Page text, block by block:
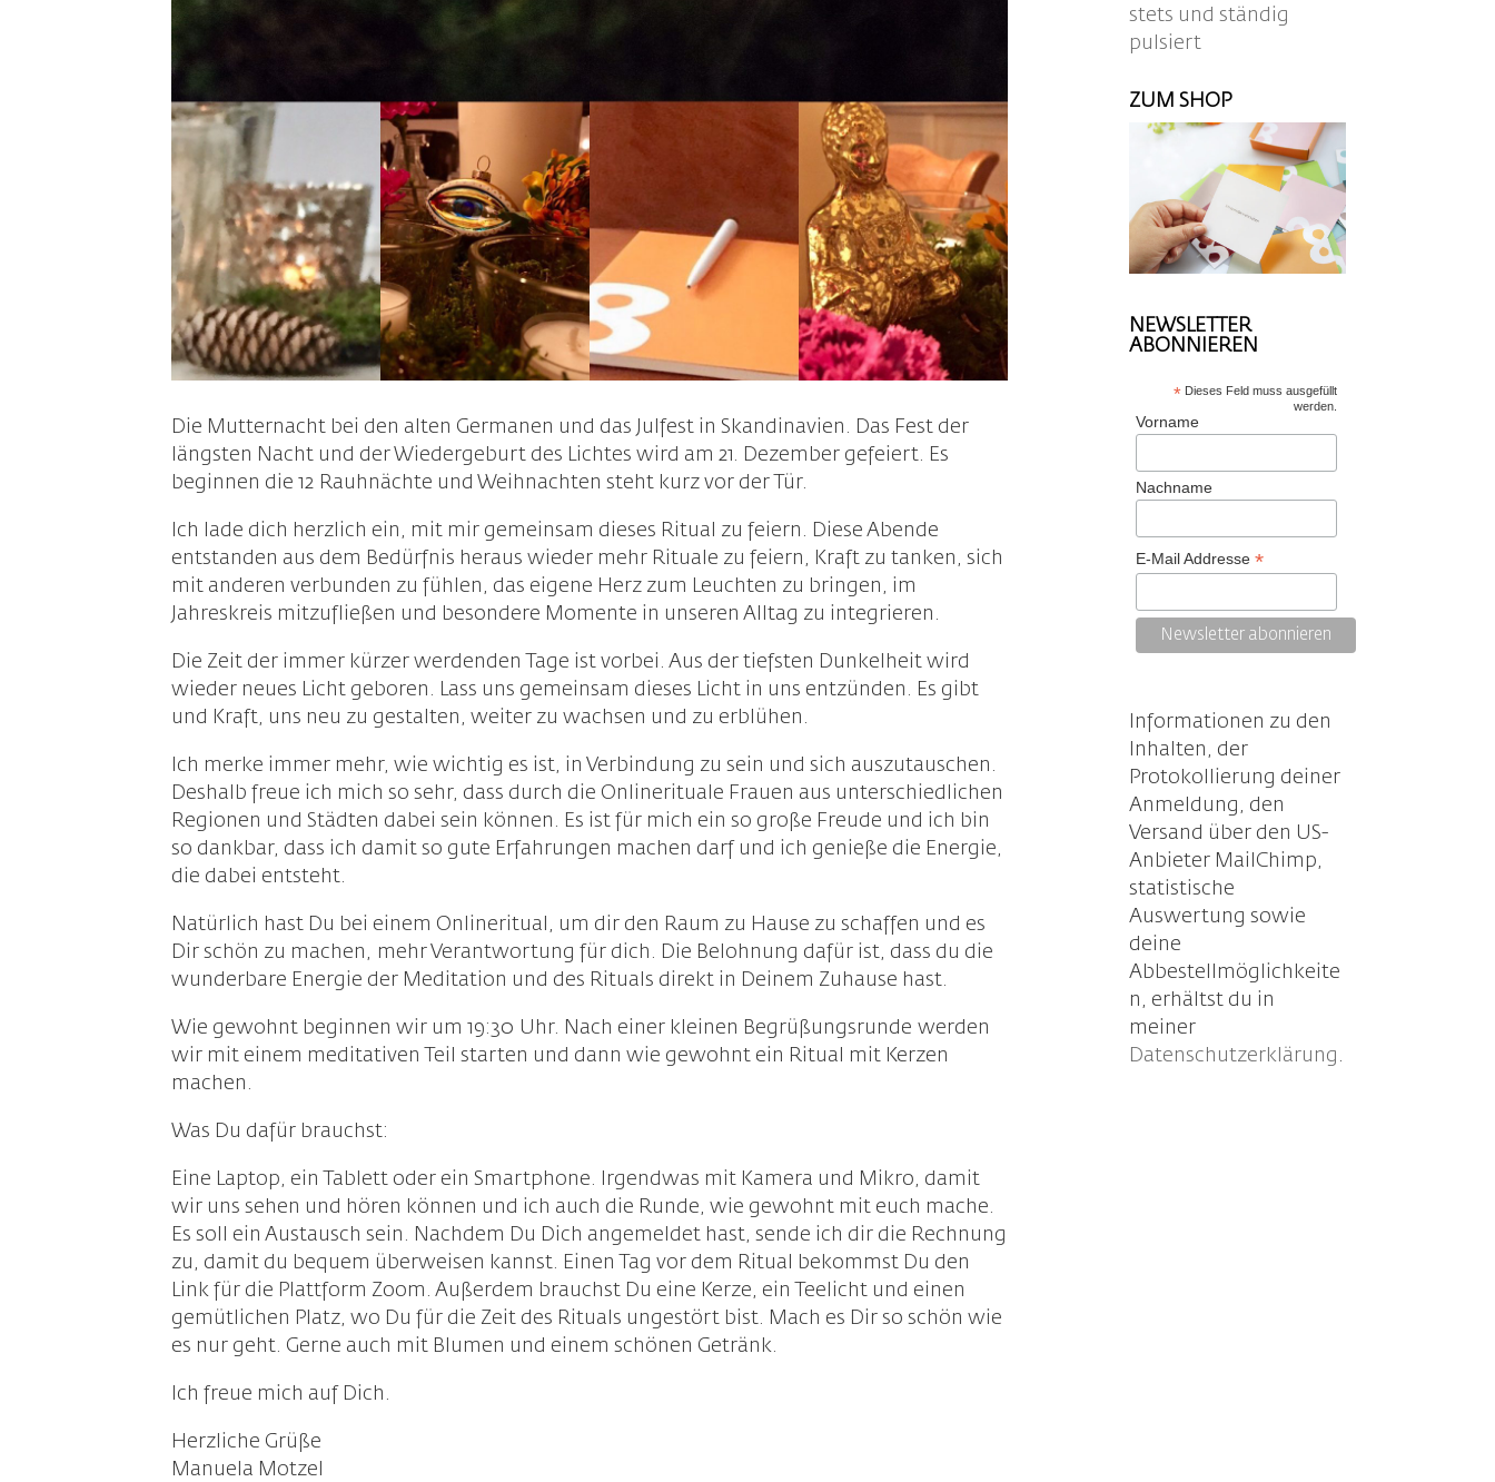
Die Mutternacht bei den alten Germanen und das Julfest in Skandinavien. Das Fest der
längsten Nacht und der Wiedergeburt des Lichtes wird am 21. Dezember gefeiert. Es
beginnen die 12 Rauhnächte und Weihnachten steht kurz vor der Tür.
Ich lade dich herzlich ein, mit mir gemeinsam dieses Ritual zu feiern. Diese Abende
entstanden aus dem Bedürfnis heraus wieder mehr Rituale zu feiern, Kraft zu tanken, sich
mit anderen verbunden zu fühlen, das eigene Herz zum Leuchten zu bringen, im
Jahreskreis mitzufließen und besondere Momente in unseren Alltag zu integrieren.
Die Zeit der immer kürzer werdenden Tage ist vorbei. Aus der tiefsten Dunkelheit wird
wieder neues Licht geboren. Lass uns gemeinsam dieses Licht in uns entzünden. Es gibt
und Kraft, uns neu zu gestalten, weiter zu wachsen und zu erblühen.
Ich merke immer mehr, wie wichtig es ist, in Verbindung zu sein und sich auszutauschen.
Deshalb freue ich mich so sehr, dass durch die Onlinerituale Frauen aus unterschiedlichen
Regionen und Städten dabei sein können. Es ist für mich ein so große Freude und ich bin
so dankbar, dass ich damit so gute Erfahrungen machen darf und ich genieße die Energie,
die dabei entsteht.
Natürlich hast Du bei einem Onlineritual, um dir den Raum zu Hause zu schaffen und es
Dir schön zu machen, mehr Verantwortung für dich. Die Belohnung dafür ist, dass du die
wunderbare Energie der Meditation und des Rituals direkt in Deinem Zuhause hast.
Wie gewohnt beginnen wir um 19:30 Uhr. Nach einer kleinen Begrüßungsrunde werden
wir mit einem meditativen Teil starten und dann wie gewohnt ein Ritual mit Kerzen
machen.
Was Du dafür brauchst:
Eine Laptop, ein Tablett oder ein Smartphone. Irgendwas mit Kamera und Mikro, damit
wir uns sehen und hören können und ich auch die Runde, wie gewohnt mit euch mache.
Es soll ein Austausch sein. Nachdem Du Dich angemeldet hast, sende ich dir die Rechnung
zu, damit du bequem überweisen kannst. Einen Tag vor dem Ritual bekommst Du den
Link für die Plattform Zoom. Außerdem brauchst Du eine Kerze, ein Teelicht und einen
gemütlichen Platz, wo Du für die Zeit des Rituals ungestört bist. Mach es Dir so schön wie
es nur geht. Gerne auch mit Blumen und einem schönen Getränk.
Ich freue mich auf Dich.
Herzliche Grüße
Manuela Motzel
stets und ständig
pulsiert
ZUM SHOP
NEWSLETTER
ABONNIEREN
* Dieses Feld muss ausgefüllt
werden.
Vorname
Nachname
E-Mail Addresse *
Informationen zu den
Inhalten, der
Protokollierung deiner
Anmeldung, den
Versand über den US-
Anbieter MailChimp,
statistische
Auswertung sowie
deine
Abbestellmöglichkeite
n, erhältst du in
meiner
Datenschutzerklärung .